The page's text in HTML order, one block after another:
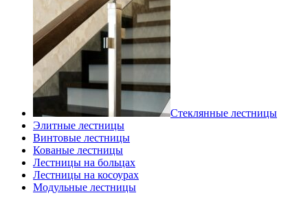
Стеклянные лестницы
Элитные лестницы
Винтовые лестницы
Кованые лестницы
Лестницы на больцах
Лестницы на косоурах
Модульные лестницы